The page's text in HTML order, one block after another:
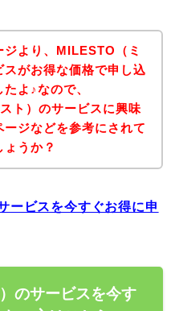
ジより、MILESTO（ミ
スがお得な価格で申し込
よ♪なので、
ト）のサービスに興味
ジなどを参考にされて
うか？
ービスを今すぐお得に申
のサービスを今す